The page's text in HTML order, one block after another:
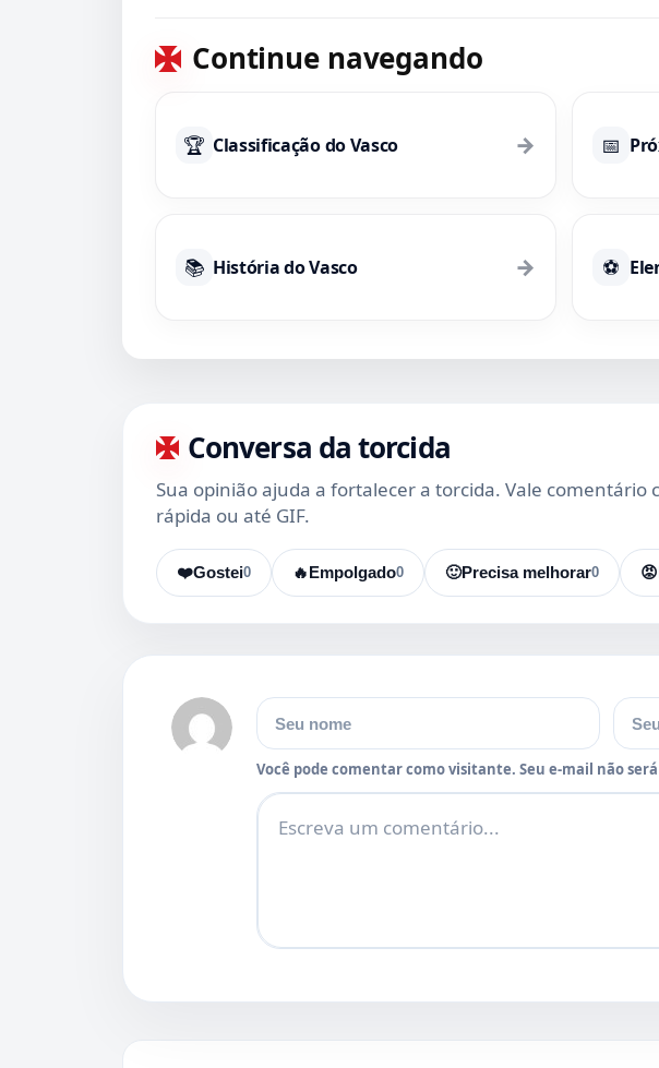
Continue navegando
🏆 Classificação do Vasco → 📅
📚 História do Vasco → ⚽
Conversa da torcida
Sua opinião ajuda a fortalecer a torcida. Vale comentário
rápida ou até GIF.
❤️ 0
Gostei 🔥 0
Empolgado 🙂 0
Precisa melhorar 😡
Nome E-mail
Você pode comentar como visitante. Seu e-mail não
Comentário